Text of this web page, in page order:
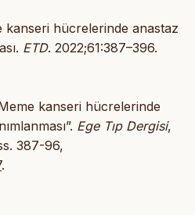
kanseri hücrelerinde anastaz
ETD. 2022;61:387–396.
kanseri hücrelerinde
Ege Tıp Dergisi,
387-96,
.